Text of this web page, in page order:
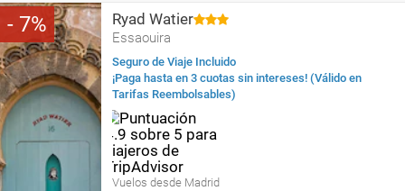
7 Ryad Watier
Essaouira
Seguro de Viaje Incluido
¡Paga hasta en 3 cuotas sin intereses! (Válido en
Tarifas Reembolsables)
Vuelos desde Madrid